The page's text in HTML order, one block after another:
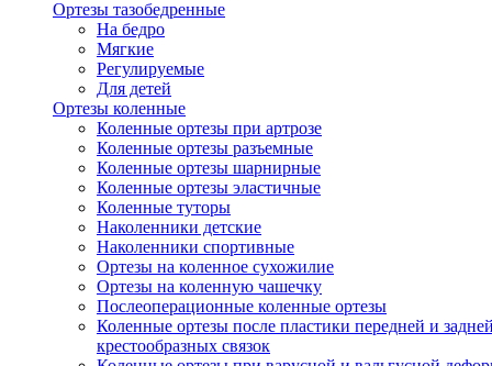
Ортезы тазобедренные
На бедро
Мягкие
Регулируемые
Для детей
Ортезы коленные
Коленные ортезы при артрозе
Коленные ортезы разъемные
Коленные ортезы шарнирные
Коленные ортезы эластичные
Коленные туторы
Наколенники детские
Наколенники спортивные
Ортезы на коленное сухожилие
Ортезы на коленную чашечку
Послеоперационные коленные ортезы
Коленные ортезы после пластики передней и
крестообразных связок